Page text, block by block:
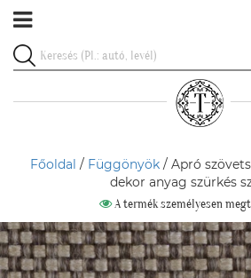
Főoldal / Függönyök/ Apró
dekor anyag szürkés
A termék személyesen